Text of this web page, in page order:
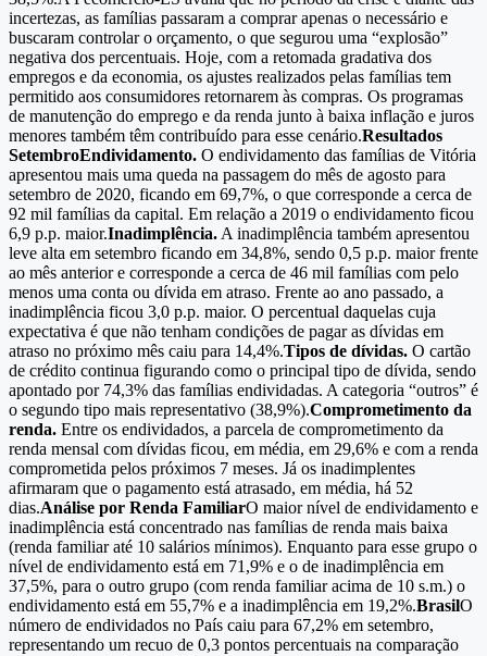
incertezas, as famílias passaram a comprar apenas o necessário e
buscaram controlar o orçamento, o que segurou uma “explosão”
negativa dos percentuais. Hoje, com a retomada gradativa dos
empregos e da economia, os ajustes realizados pelas famílias tem
permitido aos consumidores retornarem às compras. Os programas
de manutenção do emprego e da renda junto à baixa inflação e juros
menores também têm contribuído para esse cenário.Resultados
SetembroEndividamento. O endividamento das famílias de Vitória
apresentou mais uma queda na passagem do mês de agosto para
setembro de 2020, ficando em 69,7%, o que corresponde a cerca de
92 mil famílias da capital. Em relação a 2019 o endividamento ficou
6,9 p.p. maior.Inadimplência. A inadimplência também apresentou
leve alta em setembro ficando em 34,8%, sendo 0,5 p.p. maior frente
ao mês anterior e corresponde a cerca de 46 mil famílias com pelo
menos uma conta ou dívida em atraso. Frente ao ano passado, a
inadimplência ficou 3,0 p.p. maior. O percentual daquelas cuja
expectativa é que não tenham condições de pagar as dívidas em
atraso no próximo mês caiu para 14,4%.Tipos de dívidas. O cartão
de crédito continua figurando como o principal tipo de dívida, sendo
apontado por 74,3% das famílias endividadas. A categoria “outros” é
o segundo tipo mais representativo (38,9%).Comprometimento da
renda. Entre os endividados, a parcela de comprometimento da
renda mensal com dívidas ficou, em média, em 29,6% e com a renda
comprometida pelos próximos 7 meses. Já os inadimplentes
afirmaram que o pagamento está atrasado, em média, há 52
dias.Análise por Renda FamiliarO maior nível de endividamento e
inadimplência está concentrado nas famílias de renda mais baixa
(renda familiar até 10 salários mínimos). Enquanto para esse grupo o
nível de endividamento está em 71,9% e o de inadimplência em
37,5%, para o outro grupo (com renda familiar acima de 10 s.m.) o
endividamento está em 55,7% e a inadimplência em 19,2%.BrasilO
número de endividados no País caiu para 67,2% em setembro,
representando um recuo de 0,3 pontos percentuais na comparação